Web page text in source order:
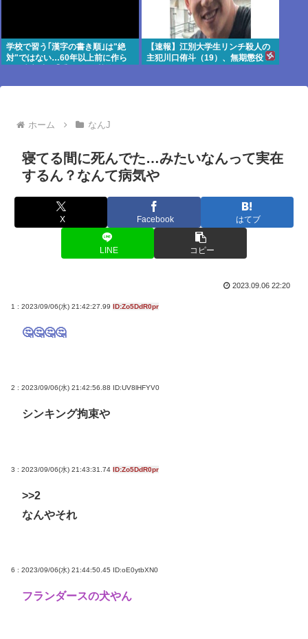
学校で習う｢漢字の書き順｣は"絶
対"ではない…60年以上前に作ら
【速報】江別大学生リンチ殺人の
主犯川口侑斗（19）、無期懲役
ホーム なんJ
寝てる間に死んでた…みたいなんって実在
するん？なんて病気や
X Facebook はてブ
LINE コピー
2023.09.06 22:20
1 : 2023/09/06(水) 21:42:27.99 ID:Zo5DdR0pr
🤔🤔🤔🤔
2 : 2023/09/06(水) 21:42:56.88 ID:UV8lHFYV0
シンキング拘束や
3 : 2023/09/06(水) 21:43:31.74 ID:Zo5DdR0pr
>>2
なんやそれ
6 : 2023/09/06(水) 21:44:50.45 ID:oE0ytbXN0
フランダースの犬やん